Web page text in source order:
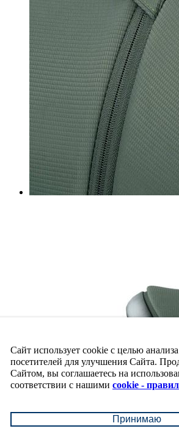
Сайт использует cookie с целью
посетителей для улучшения Сайта.
Сайтом, вы соглашаетесь на
соответствии с нашими cookie -
Принимаю